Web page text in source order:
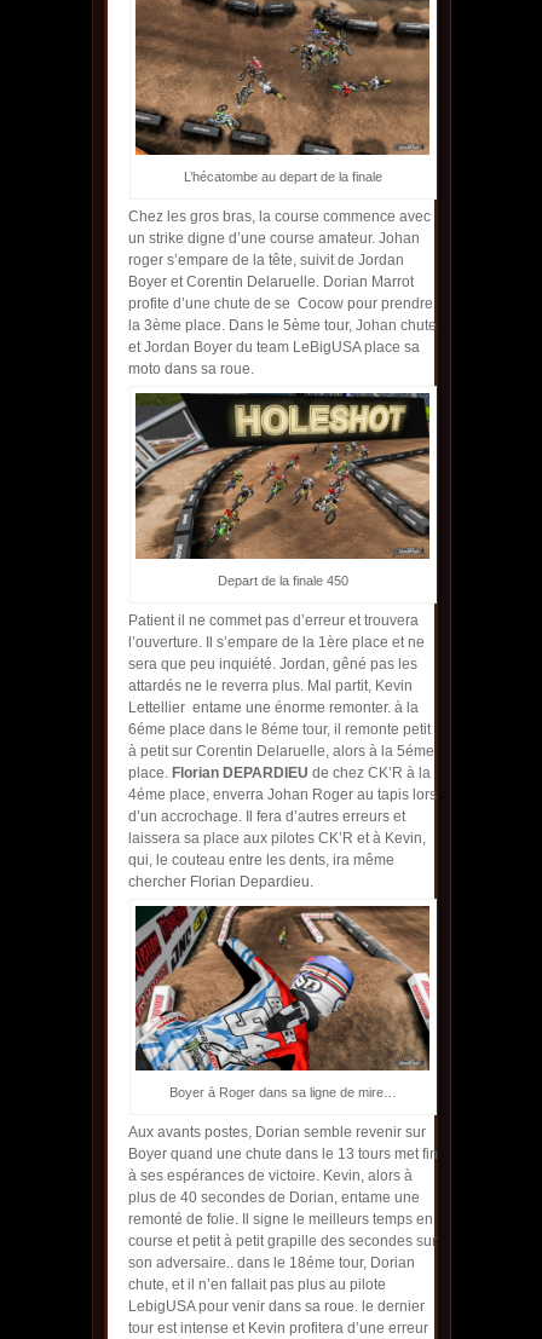
L’hécatombe au depart de la finale
Chez les gros bras, la course commence avec
un strike digne d’une course amateur. Johan
roger s’empare de la tête, suivit de Jordan
Boyer et Corentin Delaruelle. Dorian Marrot
profite d’une chute de se Cocow pour prendre
la 3ème place. Dans le 5ème tour, Johan chute
et Jordan Boyer du team LeBigUSA place sa
moto dans sa roue.
Depart de la finale 450
Patient il ne commet pas d’erreur et trouvera
l’ouverture. Il s’empare de la 1ère place et ne
sera que peu inquiété. Jordan, gêné pas les
attardés ne le reverra plus. Mal partit, Kevin
Lettellier entame une énorme remonter. à la
6éme place dans le 8éme tour, il remonte petit
à petit sur Corentin Delaruelle, alors à la 5éme
place. Florian DEPARDIEU de chez CK’R à la
4éme place, enverra Johan Roger au tapis lors
d’un accrochage. Il fera d’autres erreurs et
laissera sa place aux pilotes CK’R et à Kevin,
qui, le couteau entre les dents, ira même
chercher Florian Depardieu.
Boyer à Roger dans sa ligne de mire…
Aux avants postes, Dorian semble revenir sur
Boyer quand une chute dans le 13 tours met fin
à ses espérances de victoire. Kevin, alors à
plus de 40 secondes de Dorian, entame une
remonté de folie. Il signe le meilleurs temps en
course et petit à petit grapille des secondes sur
son adversaire.. dans le 18éme tour, Dorian
chute, et il n’en fallait pas plus au pilote
LebigUSA pour venir dans sa roue. le dernier
tour est intense et Kevin profitera d’une erreur